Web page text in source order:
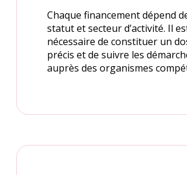
Chaque financement dépend
statut et secteur d’activité. Il
nécessaire de constituer un
précis et de suivre les
auprès des organismes